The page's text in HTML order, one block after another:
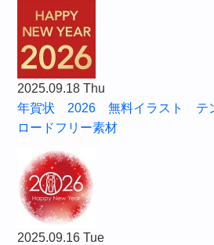
2025.09.18 Thu
年賀状 2026 無料イラスト テ
ロードフリー素材
2025.09.16 Tue